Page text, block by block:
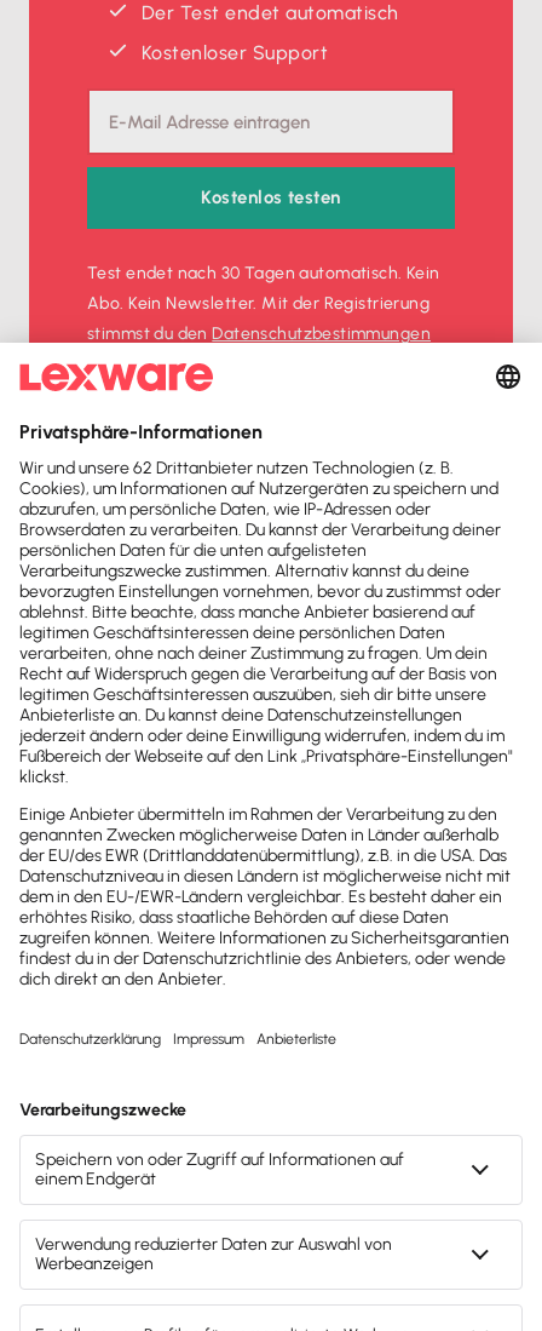
Der Test endet automatisch
Kostenloser Support
Kostenlos testen
Test endet nach 30 Tagen automatisch. Kein
Abo. Kein Newsletter. Mit der Registrierung
stimmst du denDatenschutz­bestimmungen
und denAGBzu.
Sofort50%
Newsletter
Brandheiße
News direkt in
dein Postfach
wichtige News zu
Gesetzesänderungen,
hilfreiche Praxis-Tipps und
kostenlose Tools für
Unternehmen erhalten?
Dann abonniere unseren
Mach's dir leicht und gib deinem Business den